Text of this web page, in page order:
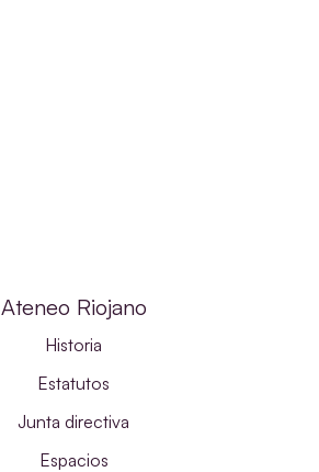
Ateneo Riojano
Historia
Estatutos
Junta directiva
Espacios